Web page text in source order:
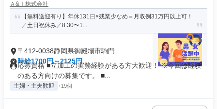
Ａ&Ｉ株式会社
【無料送迎有り】年休131日×残業少なめ＝月収例31万円以上可！
／土日祝休み／8:30〜1...
〒412-0038静岡県御殿場市駒門
時給1700円～2125円
応募資格 ■立加工の実務経験がある方大歓迎！ ※今回は経験
のある方向けの募集です。 ■...
主婦・主夫歓迎 +19個